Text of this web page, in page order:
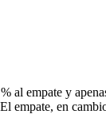
al empate y
en